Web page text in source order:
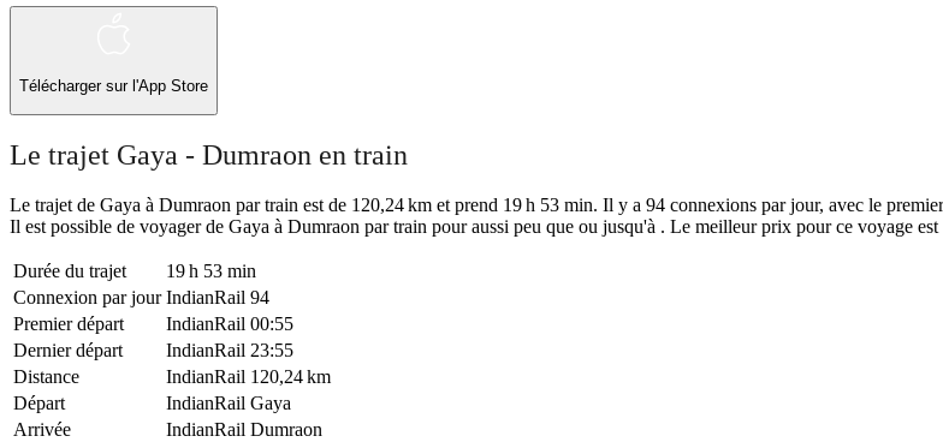
Télécharger sur l'App Store
Le trajet Gaya - Dumraon en train
Le trajet de Gaya à Dumraon par train est de 120,24 km et prend 19 h 53 min. Il y a 94 connexions par jour, avec le
Il est possible de voyager de Gaya à Dumraon par train pour aussi peu que ou jusqu'à . Le meilleur prix pour ce voyage est
Durée du trajet
19 h 53 min
Connexion par jour IndianRail 94
Premier départ
IndianRail 00:55
Dernier départ
IndianRail 23:55
Distance
IndianRail 120,24 km
Départ
IndianRail Gaya
Arrivée
IndianRail Dumraon